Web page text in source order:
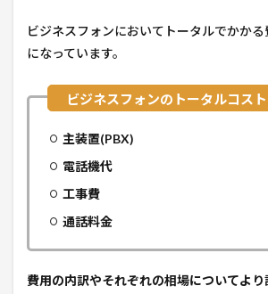
ビジネスフォンにおいてトータルでかか
になっています。
主装置(PBX)
電話機代
工事費
通話料金
費用の内訳やそれぞれの相場についてよ